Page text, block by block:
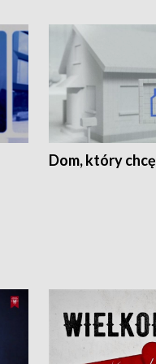
Dom, który chcę